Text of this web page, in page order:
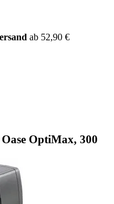
ab 52,90 €
OptiMax, 300